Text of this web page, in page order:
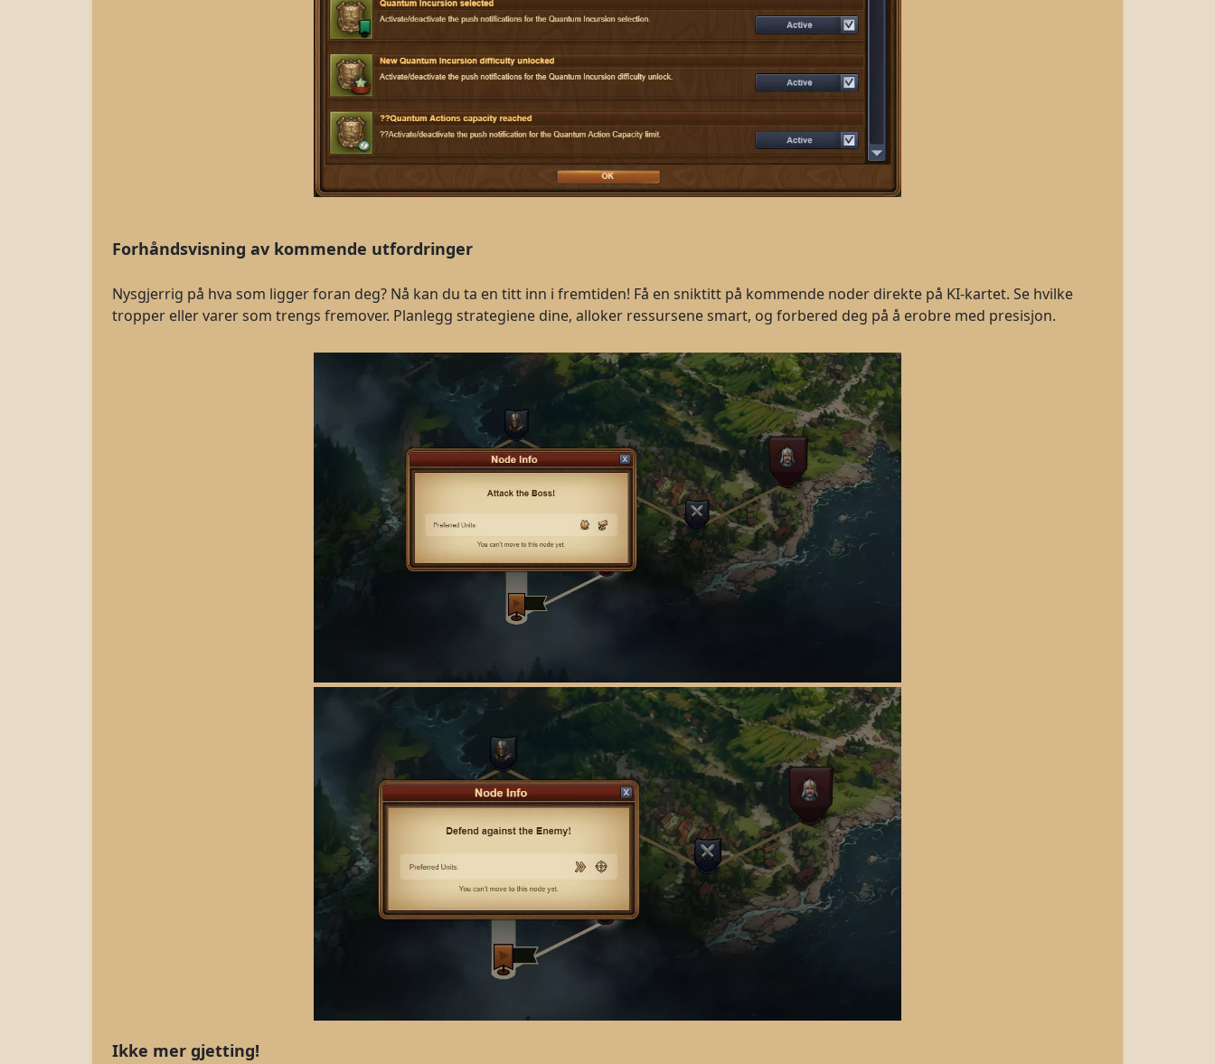
Forhåndsvisning av kommende utfordringer
Nysgjerrig på hva som ligger foran deg? Nå kan du ta en titt inn i fremtiden! Få en sniktitt på kommende noder direkte på KI-kartet. Se hvilke
tropper eller varer som trengs fremover. Planlegg strategiene dine, alloker ressursene smart, og forbered deg på å erobre med presisjon.
Ikke mer gjetting!